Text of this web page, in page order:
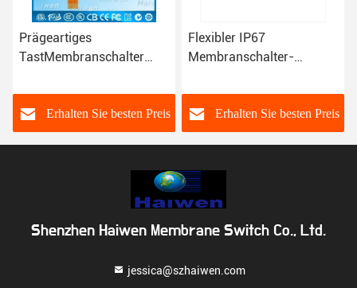
Flexibler IP67
Membranschalter-
Membranschalter
Erhalten Sie besten Preis
Kundenspezifische
Membranschalter-
FPC mit Polyester-Haube
Erhalten Sie besten Preis
Shenzhen Haiwen Membrane Switch Co., Ltd.
jessica@szhaiwen.com